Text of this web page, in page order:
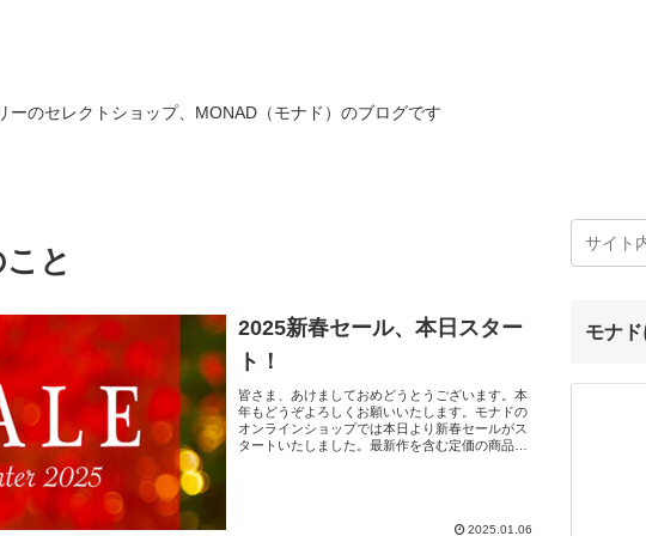
ーのセレクトショップ、MONAD（モナド）のブログです
と
2025新春セール、本日スター
ト！
皆さま、あけましておめどうとうございます。本
年もどうぞよろしくお願いいたします。モナドの
オンラインショップでは本日より新春セールがス
タートいたしました。最新作を含む定価の商品が
2025.01.06
モナ